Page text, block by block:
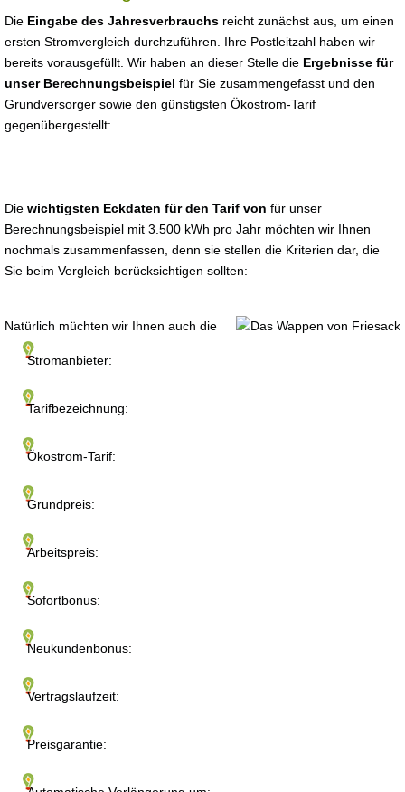
Die Eingabe des Jahresverbrauchs reicht zunächst aus, um einen
ersten Stromvergleich durchzuführen. Ihre Postleitzahl haben wir
bereits vorausgefüllt. Wir haben an dieser Stelle die Ergebnisse für
unser Berechnungsbeispiel für Sie zusammengefasst und den
Grundversorger sowie den günstigsten Ökostrom-Tarif
gegenübergestellt:
Die wichtigsten Eckdaten für den Tarif von für unser
Berechnungsbeispiel mit 3.500 kWh pro Jahr möchten wir Ihnen
nochmals zusammenfassen, denn sie stellen die Kriterien dar, die
Sie beim Vergleich berücksichtigen sollten:
Stromanbieter:
Tarifbezeichnung:
Ökostrom-Tarif:
Grundpreis:
Arbeitspreis:
Sofortbonus:
Neukundenbonus:
Vertragslaufzeit:
Preisgarantie:
Natürlich müchten wir Ihnen auch die